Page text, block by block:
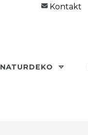
Kontakt
NATURDEKO